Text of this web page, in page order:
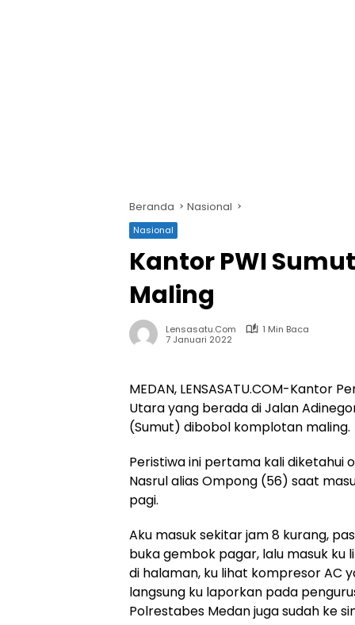
Beranda Nasional
Nasional
Kantor PWI
Maling
Lensasatu.com
1 Min Baca
7 Januari 2022
MEDAN, LENSASATU.COM-Kantor
Utara yang berada di Jalan
(Sumut) dibobol komplotan maling.
Peristiwa ini pertama kali
Nasrul alias Ompong (56) saat
pagi.
Aku masuk sekitar jam 8 kurang,
buka gembok pagar, lalu masuk
di halaman, ku lihat kompresor AC
langsung ku laporkan pada
Polrestabes Medan juga sudah ke